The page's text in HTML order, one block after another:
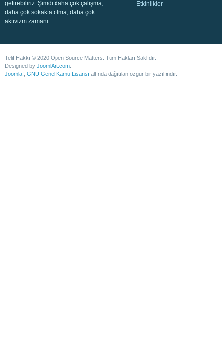
getirebiliriz. Şimdi daha çok çalışma,
daha çok sokakta olma, daha çok
aktivizm zamanı.
Etkinlikler
Telif Hakkı © 2020 Open Source Matters. Tüm Hakları Saklıdır.
Designed by JoomlArt.com
Joomla! GNU Genel Kamu Lisansı altında dağıtılan özgür bir yazılımdır.